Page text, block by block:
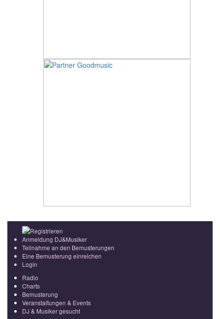
Registrieren
Anmeldung DJ&Musiker
Teilnahme an den Bemusterungen
Eine Bemusterung einreichen
Login
Radio
Charts
Bemusterung
Veranstaltungen & Events
DJ & Musiker gesucht